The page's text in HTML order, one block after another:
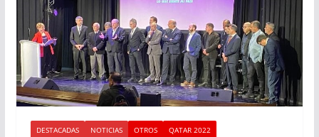
DESTACADAS NOTICIAS OTROS QATAR 2022